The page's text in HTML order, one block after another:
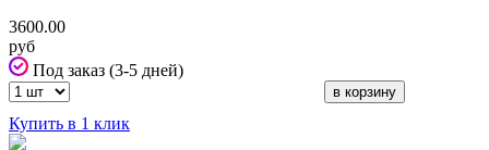
3600.00
руб
Под заказ (3-5 дней)
Купить в 1 клик